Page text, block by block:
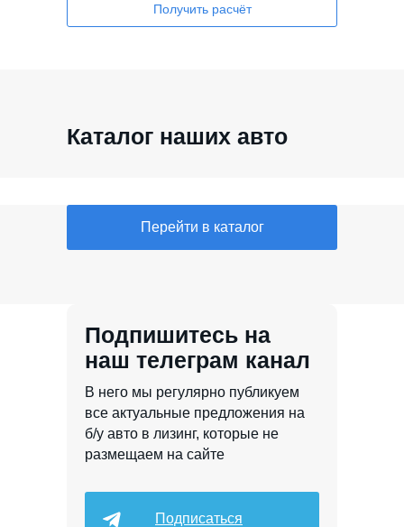
Получить расчёт
Каталог наших авто
Перейти в каталог
В него мы регулярно публикуем
все актуальные предложения на
б/у авто в лизинг, которые не
размещаем на сайте
Подписаться
Подпишитесь на
наш телеграм канал